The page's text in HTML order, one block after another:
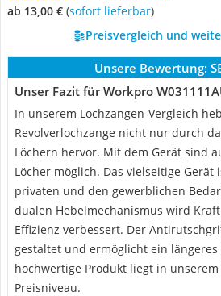
ab 13,00 € ( Sofort lieferbar)
Preisvergleich und
Unsere Bewertung:
Unser Fazit für Workpro
In unserem Lochzangen-Vergleich
Revolverlochzange nicht nur durch
Löchern hervor. Mit dem Gerät sind
Löcher möglich. Das vielseitige
privaten und den gewerblichen
dualen Hebelmechanismus wird
Effizienz verbessert. Der
gestaltet und ermöglicht ein längeres
hochwertige Produkt liegt in
Preisniveau.